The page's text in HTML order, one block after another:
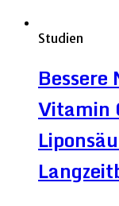
Studien
Vitamin